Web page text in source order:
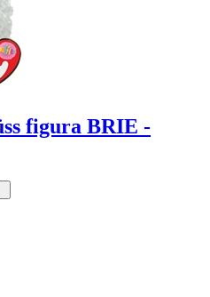
figura BRIE -